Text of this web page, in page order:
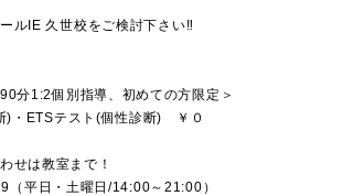
ルIE 久世校をご検討下さい‼
1:2個別指導、初めての方限定＞
)・ETSテスト(個性診断) ￥０
せは教室まで！
平日・土曜日/14:00～21:00）